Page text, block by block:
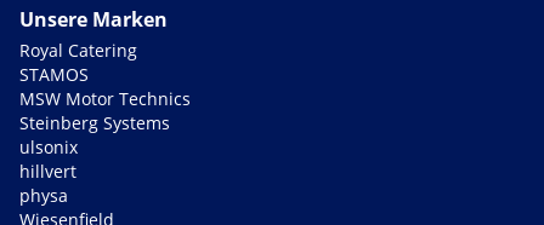
Unsere Marken
Royal Catering
STAMOS
MSW Motor Technics
Steinberg Systems
ulsonix
hillvert
physa
Wiesenfield